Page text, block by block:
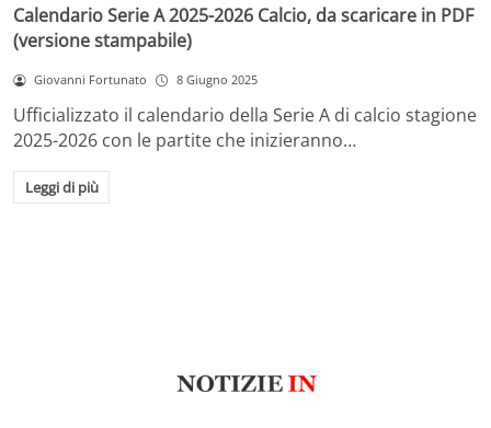
Calendario Serie A 2025-2026 Calcio, da scaricare in PDF
(versione stampabile)
Giovanni Fortunato 8 Giugno 2025
Ufficializzato il calendario della Serie A di calcio stagione
2025-2026 con le partite che inizieranno…
Leggi di più